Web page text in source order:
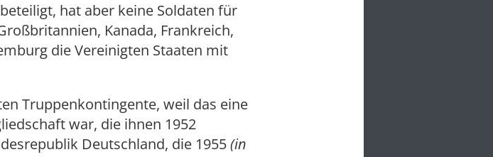
hat aber keine Soldaten für
Kanada, Frankreich,
die Vereinigten Staaten mit
Truppenkontingente, weil das eine
war, die ihnen 1952
Deutschland, die 1955(in